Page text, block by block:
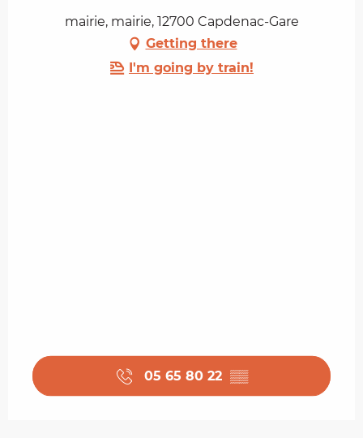
mairie, mairie, 12700 Capdenac-Gare
Getting there
I'm going by train!
05 65 80 22 ▒▒